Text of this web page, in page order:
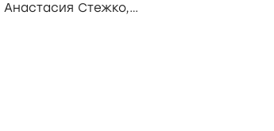
Анастасия Стежко,